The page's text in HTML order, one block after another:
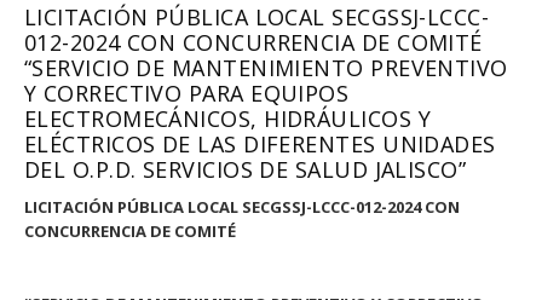
LICITACIÓN PÚBLICA LOCAL SECGSSJ-LCCC-
012-2024 CON CONCURRENCIA DE COMITÉ
“SERVICIO DE MANTENIMIENTO PREVENTIVO
Y CORRECTIVO PARA EQUIPOS
ELECTROMECÁNICOS, HIDRÁULICOS Y
ELÉCTRICOS DE LAS DIFERENTES UNIDADES
DEL O.P.D. SERVICIOS DE SALUD JALISCO”
LICITACIÓN PÚBLICA LOCAL SECGSSJ-LCCC-012-2024 CON
CONCURRENCIA DE COMITÉ